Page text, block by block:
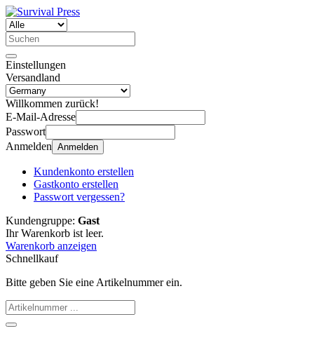
Einstellungen
Versandland
Willkommen zurück!
E-Mail-Adresse
Passwort
Anmelden Anmelden
Kundenkonto erstellen
Gastkonto erstellen
Passwort vergessen?
Kundengruppe: Gast
Ihr Warenkorb ist leer.
Warenkorb anzeigen
Schnellkauf
Bitte geben Sie eine Artikelnummer ein.